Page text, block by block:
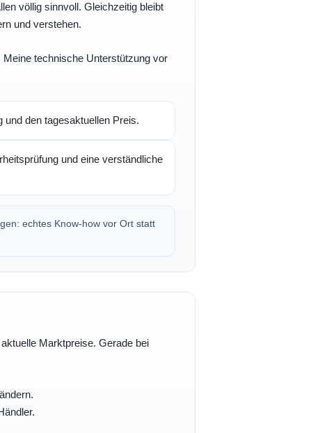
völlig sinnvoll. Gleichzeitig bleibt
und verstehen.
Meine technische Unterstützung vor
den tagesaktuellen Preis.
und eine verständliche
echtes Know-how vor Ort statt
Marktpreise. Gerade bei